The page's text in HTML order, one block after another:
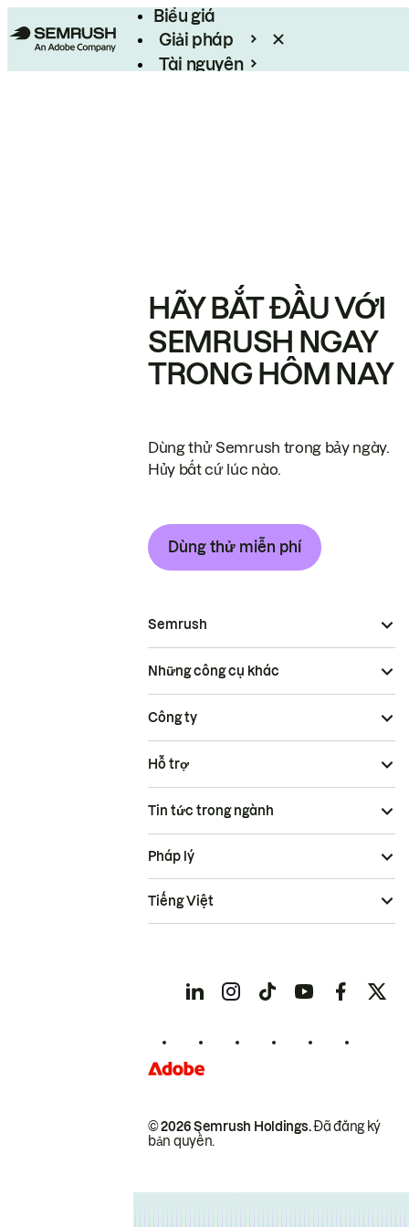
Biểu giá
Giải pháp
Tài nguyên
HÃY BẮT ĐẦU VỚI
SEMRUSH NGAY
TRONG HÔM NAY
Dùng thử Semrush trong bảy ngày.
Hủy bất cứ lúc nào.
Dùng thử miễn phí
Semrush
Những công cụ khác
Công ty
Hỗ trợ
Tin tức trong ngành
© 2026 Semrush Holdings.Đã đăng ký
bản quyền.
Pháp lý
Tiếng Việt